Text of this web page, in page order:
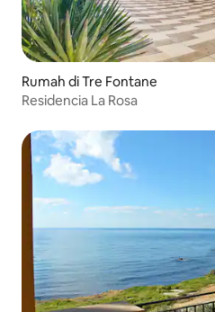
Rumah di Tre Fontane
Residencia La Rosa